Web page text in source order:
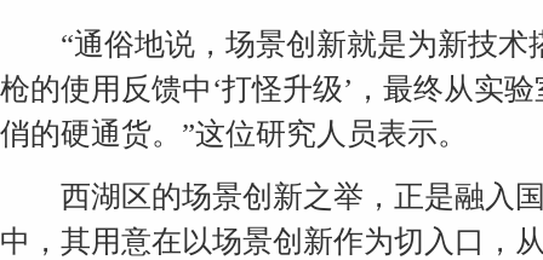
“通俗地说，场景创新就是为新技术
枪的使用反馈中‘打怪升级’，最终从实
俏的硬通货。”这位研究人员表示。
西湖区的场景创新之举，正是融入国
中，其用意在以场景创新作为切入口，